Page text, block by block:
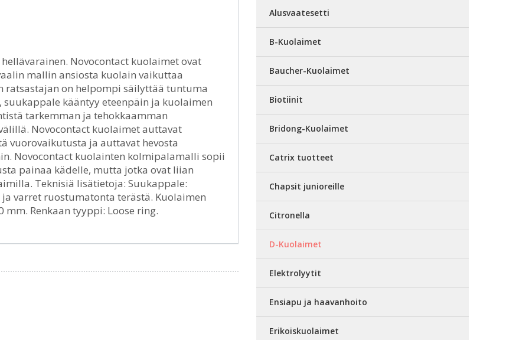
Novocontact kuolaimet ovat
mallin ansiosta kuolain vaikuttaa
on helpompi säilyttää tuntuma
suukappale kääntyy eteenpäin ja kuolaimen
tarkemman ja tehokkaamman
Novocontact kuolaimet auttavat
vuorovaikutusta ja auttavat hevosta
Novocontact kuolainten kolmipalamalli sopii
painaa kädelle, mutta jotka ovat liian
Teknisiä lisätietoja: Suukappale:
varret ruostumatonta terästä. Kuolaimen
mm. Renkaan tyyppi: Loose ring.
Alusvaatesetti
B-Kuolaimet
Baucher-Kuolaimet
Biotiinit
Bridong-Kuolaimet
Catrix tuotteet
Chapsit junioreille
Citronella
D-Kuolaimet
Elektrolyytit
Ensiapu ja haavanhoito
Erikoiskuolaimet